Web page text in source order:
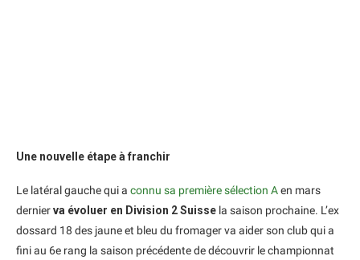
Une nouvelle étape à franchir
Le latéral gauche qui a connu sa première sélection Aen mars
dernierva évoluer en Division 2 Suisse la saison prochaine. L’ex
dossard 18 des jaune et bleu du fromager va aider son club qui a
fini au 6e rang la saison précédente de découvrir le championnat